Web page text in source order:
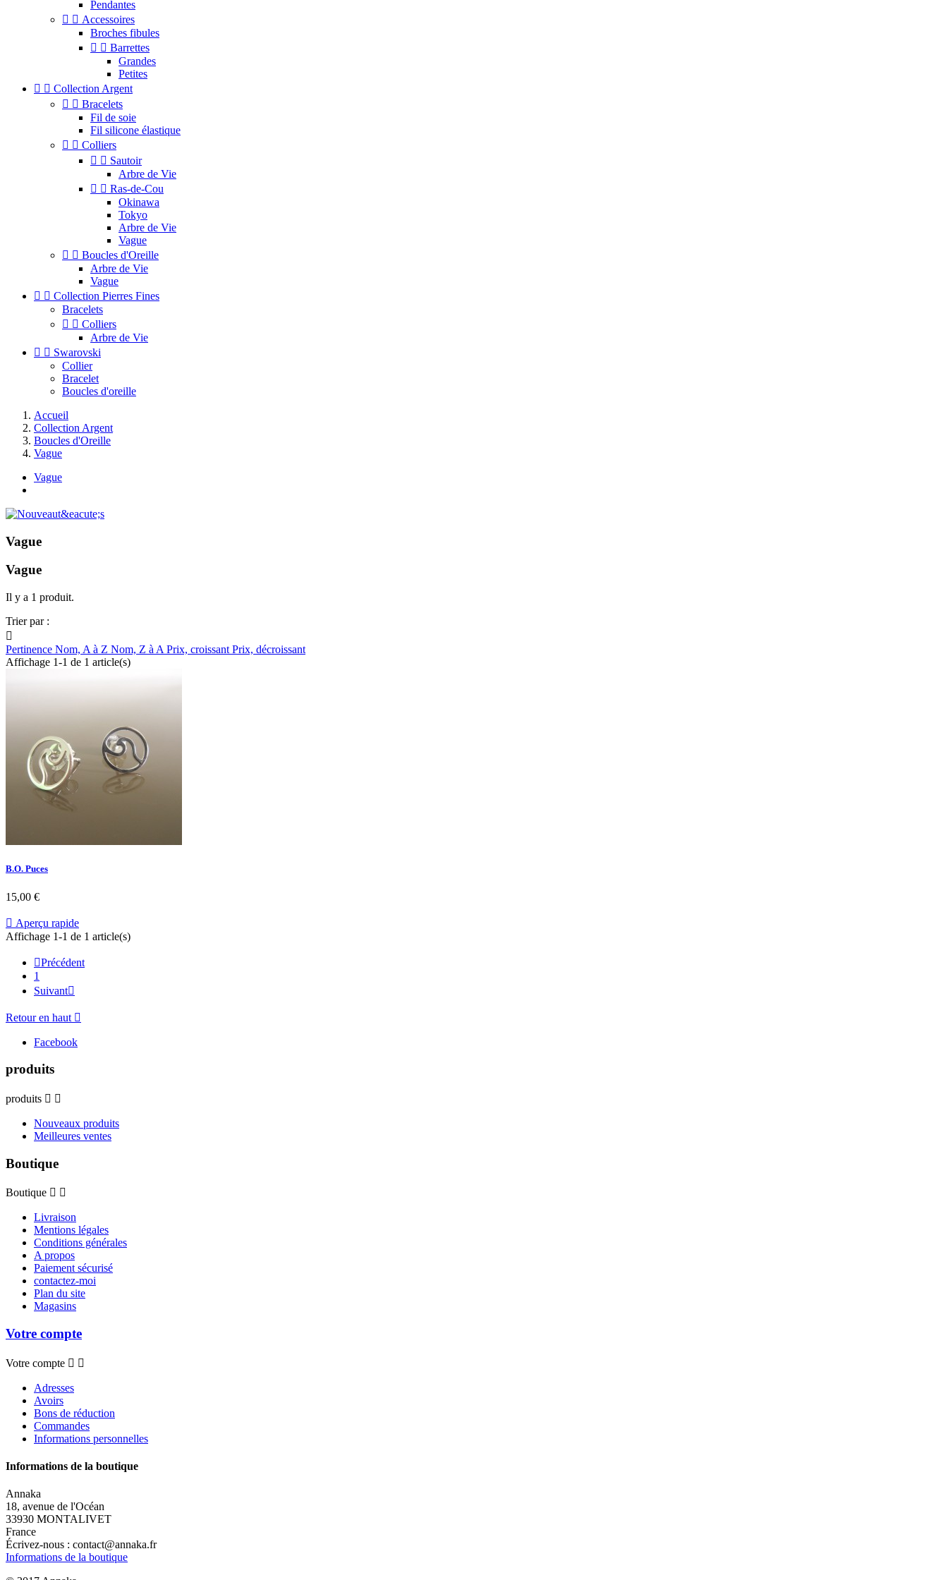
Pendantes
  Accessoires
Broches fibules
  Barrettes
Grandes
Petites
  Collection Argent
  Bracelets
Fil de soie
Fil silicone élastique
  Colliers
  Sautoir
Arbre de Vie
  Ras-de-Cou
Okinawa
Tokyo
Arbre de Vie
Vague
  Boucles d'Oreille
Arbre de Vie
Vague
  Collection Pierres Fines
Bracelets
  Colliers
Arbre de Vie
  Swarovski
Collier
Bracelet
Boucles d'oreille
Accueil
Collection Argent
Boucles d'Oreille
Vague
Vague
Vague
Vague
Il y a 1 produit.
Trier par :

Pertinence Nom, A à Z Nom, Z à A Prix, croissant Prix, décroissant
Affichage 1-1 de 1 article(s)
B.O. Puces
15,00 €
 Aperçu rapide
Affichage 1-1 de 1 article(s)
Précédent
1
Suivant
Retour en haut 
Facebook
produits
produits  
Nouveaux produits
Meilleures ventes
Boutique
Boutique  
Livraison
Mentions légales
Conditions générales
A propos
Paiement sécurisé
contactez-moi
Plan du site
Magasins
Votre compte
Votre compte  
Adresses
Avoirs
Bons de réduction
Commandes
Informations personnelles
Informations de la boutique
Annaka
18, avenue de l'Océan
33930 MONTALIVET
France
Écrivez-nous : contact@annaka.fr
Informations de la boutique